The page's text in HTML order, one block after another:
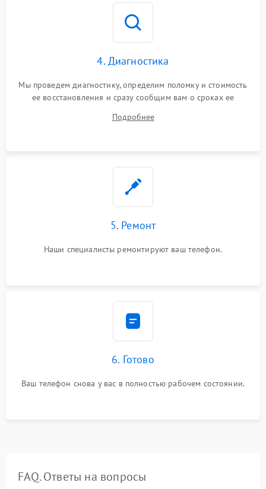
4. Диагностика
Мы проведем диагностику, определим поломку и стоимость
ее восстановления и сразу сообщим вам о сроках ее
Подробнее
5. Ремонт
Наши специалисты ремонтируют ваш телефон.
6. Готово
Ваш телефон снова у вас в полностью рабочем состоянии.
FAQ. Ответы на вопросы